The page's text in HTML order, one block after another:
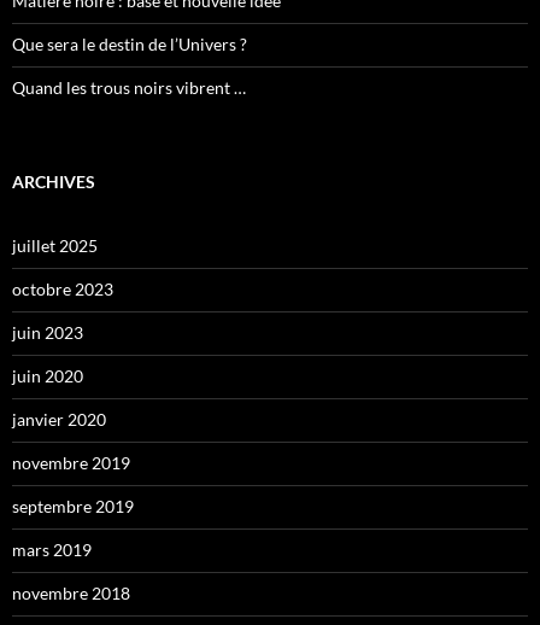
Que sera le destin de l’Univers ?
Quand les trous noirs vibrent …
ARCHIVES
juillet 2025
octobre 2023
juin 2023
juin 2020
janvier 2020
novembre 2019
septembre 2019
mars 2019
novembre 2018